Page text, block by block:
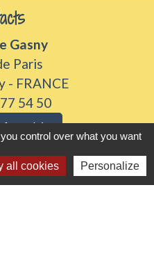
Gasny
Paris
- FRANCE
54 50
formulaire
à 12h et 13h30 à
control over what you want
all cookies Personalize